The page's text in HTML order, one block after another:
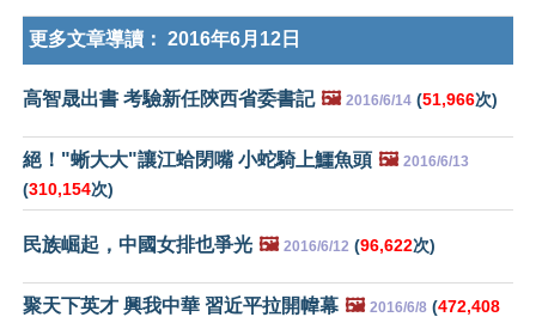
更多文章導讀： 2016年6月12日
高智晟出書 考驗新任陝西省委書記 🖼️ 2016/6/14 (51,966次)
絕！"蜥大大"讓江蛤閉嘴 小蛇騎上鱷魚頭 🖼️ 2016/6/13
(310,154次)
民族崛起，中國女排也爭光 🖼️ 2016/6/12 (96,622次)
聚天下英才 興我中華 習近平拉開幃幕 🖼️ 2016/6/8 (472,408